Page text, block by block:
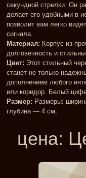
секундной стрелки. Он
делает его удобными в
позволит вам легко
сигнала.
Материал: Корпус из
долговечность и
Цвет: Этот стильный
станет не только
дополнением любого
или коридор. Белый
Размер: Размеры:
глубина — 4 см;
цена: